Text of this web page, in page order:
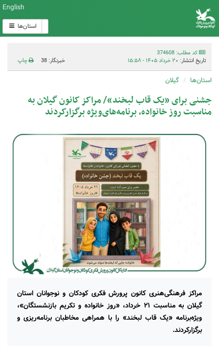
English
استان‌ها
کد مطلب: 374608
تاریخ انتشار: ۲۰ خرداد ۱۴۰۵ - ۱۵:۵۸ خبرنگار: 38 چاپ
استان‌ها گیلان
جشنی برای «یک قاب لبخند»/ مراکز کانون گیلان به
مناسبت روز خانواده، برنامه‌های‌ویژه برگزارکردند
مراکز فرهنگی‌هنری کانون پرورش فکری کودکان و نوجوانان استان
گیلان به مناسبت ۲۱ خرداد، «روز خانواده و تکریم بازنشستگان»،
ویژه‌برنامه «یک قاب لبخند» را با همراهی مخاطبان برنامه‌ریزی و
برگزارکردند.